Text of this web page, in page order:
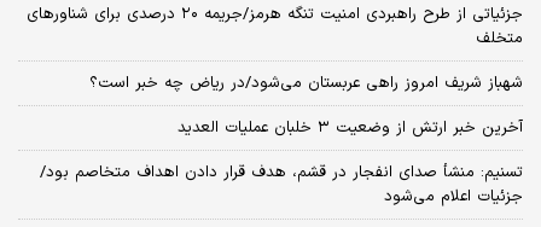
جزئیاتی از طرح راهبردی امنیت تنگه هرمز/جریمه ۲۰ درصدی برای شناورهای
متخلف
شهباز شریف امروز راهی عربستان می‌شود/در ریاض چه خبر است؟
آخرین خبر ارتش از وضعیت ۳ خلبان عملیات العدید
تسنیم: منشأ صدای انفجار در قشم، هدف قرار دادن اهداف متخاصم بود/
جزئیات اعلام می‌شود